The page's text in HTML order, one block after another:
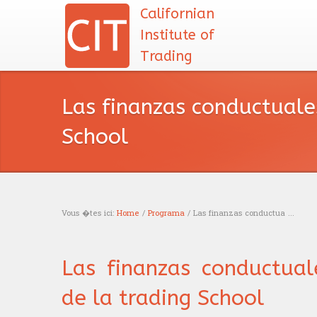
Californian
Institute of
Trading
Las finanzas
School
Vous �tes ici: Home / Programa / Las finanzas conductua ...
Las finanzas
de la trading School